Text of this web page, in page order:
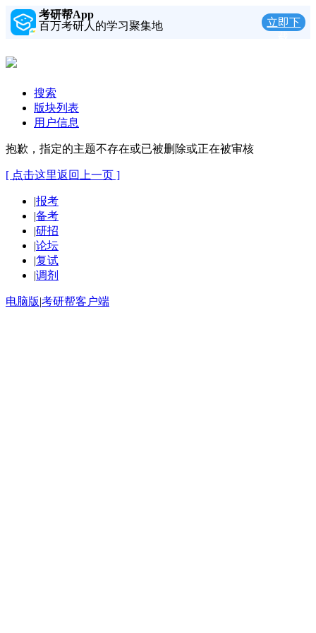
考研帮App
百万考研人的学习聚集地
立即下
搜索
版块列表
用户信息
抱歉，指定的主题不存在或已被删除或正在被审核
[ 点击这里返回上一页 ]
|报考
|备考
|研招
|论坛
|复试
|调剂
电脑版|考研帮客户端